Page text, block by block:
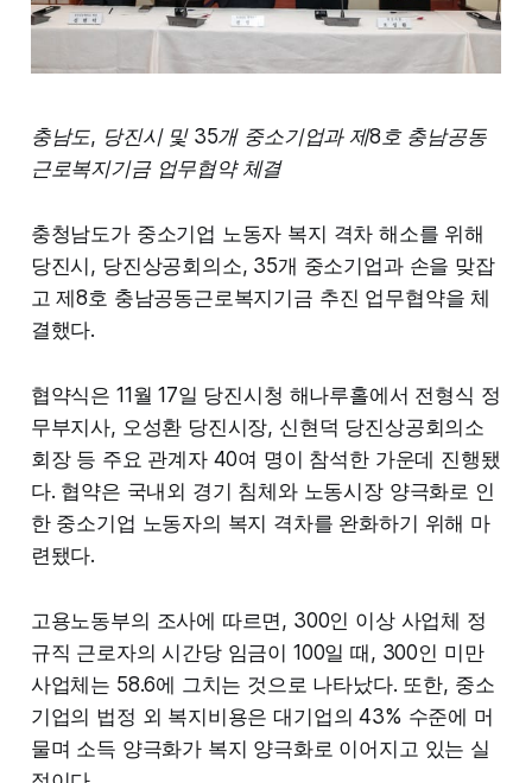
충남도, 당진시 및 35개 중소기업과 제8호 충남공동
근로복지기금 업무협약 체결
충청남도가 중소기업 노동자 복지 격차 해소를 위해
당진시, 당진상공회의소, 35개 중소기업과 손을 맞잡
고 제8호 충남공동근로복지기금 추진 업무협약을 체
결했다.
협약식은 11월 17일 당진시청 해나루홀에서 전형식 정
무부지사, 오성환 당진시장, 신현덕 당진상공회의소
회장 등 주요 관계자 40여 명이 참석한 가운데 진행됐
다. 협약은 국내외 경기 침체와 노동시장 양극화로 인
한 중소기업 노동자의 복지 격차를 완화하기 위해 마
련됐다.
고용노동부의 조사에 따르면, 300인 이상 사업체 정
규직 근로자의 시간당 임금이 100일 때, 300인 미만
사업체는 58.6에 그치는 것으로 나타났다. 또한, 중소
기업의 법정 외 복지비용은 대기업의 43% 수준에 머
물며 소득 양극화가 복지 양극화로 이어지고 있는 실